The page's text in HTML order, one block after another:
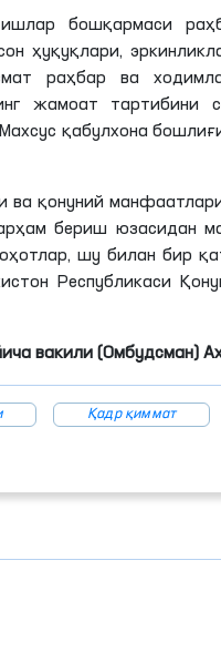
бошқармаси
ҳуқуқлари,
раҳбар ва
жамоат тартибини
қабулхона
ва қонуний
бериш юзасидан
шу билан бир
Республикаси
вакили (Омбудсман)
Қадр қиммат